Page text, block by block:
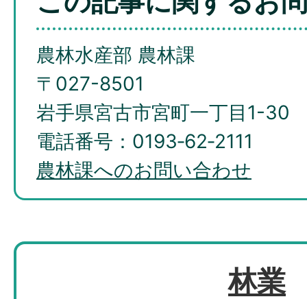
農林水産部 農林課
〒027-8501
岩手県宮古市宮町一丁目1-30
電話番号：0193‐62‐2111
農林課へのお問い合わせ
林業